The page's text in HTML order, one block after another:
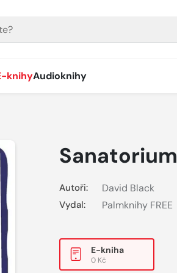
knihyAudioknihy
Sanatorium
Autoři: David Black
Vydal: Palmknihy FREE
E-kniha
0 Kč